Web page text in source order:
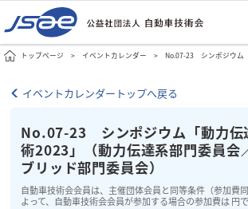
トップページ イベントカレンダー No.07-23 シンポジウム
イベントカレンダートップへ戻る
No.07-23 シンポジウム「動力伝
術2023」（動力伝達系部門委員会
ブリッド部門委員会）
自動車技術会会員は、主催団体会員と同等条件（参加費
よって、自動車技術会会員が参加する場合の参加費は 円で